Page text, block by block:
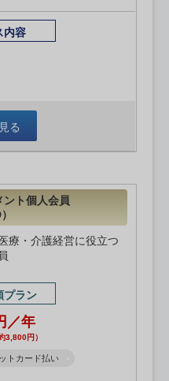
内容
る
ト個人会員
療・介護経営に役立つ
プラン
／年
3,800円）
トカード払い